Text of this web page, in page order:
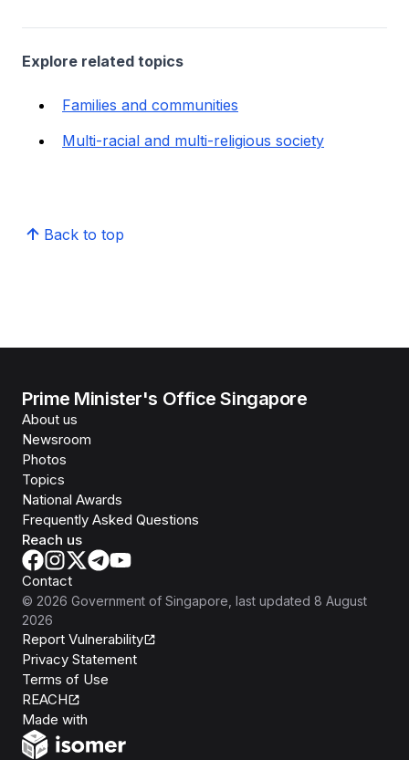
Explore related topics
Families and communities
Multi-racial and multi-religious society
Back to top
Prime Minister's Office Singapore
About us
Newsroom
Photos
Topics
National Awards
Frequently Asked Questions
Reach us
Contact
© 2026 Government of Singapore , last updated 8 August
2026
Report Vulnerability
Privacy Statement
Terms of Use
REACH
Made with